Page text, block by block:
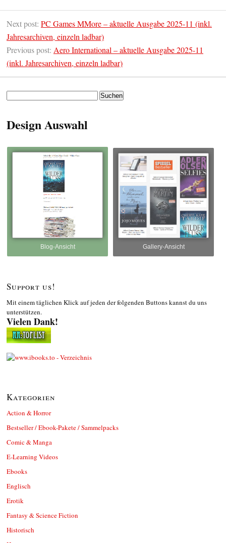
Next post: PC Games MMore – aktuelle Ausgabe 2025-11 (inkl.
Jahresarchiven, einzeln ladbar)
Previous post: Aero International – aktuelle Ausgabe 2025-11
(inkl. Jahresarchiven, einzeln ladbar)
Design Auswahl
Blog-Ansicht Gallery-Ansicht
Support us!
Mit einem täglichen Klick auf jeden der folgenden Buttons kannst du uns
unterstützen.
Vielen Dank!
Kategorien
Action & Horror
Bestseller / Ebook-Pakete / Sammelpacks
Comic & Manga
E-Learning Videos
Ebooks
Englisch
Erotik
Fantasy & Science Fiction
Historisch